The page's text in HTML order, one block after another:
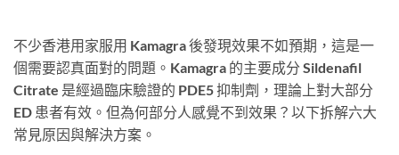
不少香港用家服用 Kamagra 後發現效果不如預期，這是一
個需要認真面對的問題。Kamagra 的主要成分 Sildenafil
Citrate 是經過臨床驗證的 PDE5 抑制劑，理論上對大部分
ED 患者有效。但為何部分人感覺不到效果？以下拆解六大
常見原因與解決方案。